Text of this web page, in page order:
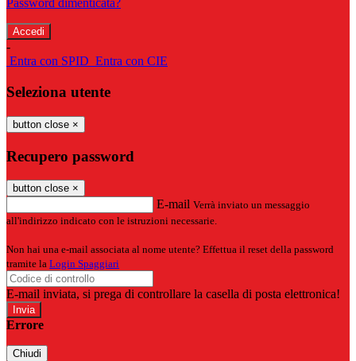
Password dimenticata?
-
Entra con SPID Entra con CIE
Seleziona utente
button close ×
Recupero password
button close ×
E-mail Verrà inviato un messaggio
all'indirizzo indicato con le istruzioni necessarie.
Non hai una e-mail associata al nome utente? Effettua il reset della password
tramite la Login Spaggiari
E-mail inviata, si prega di controllare la casella di posta elettronica!
Errore
Chiudi